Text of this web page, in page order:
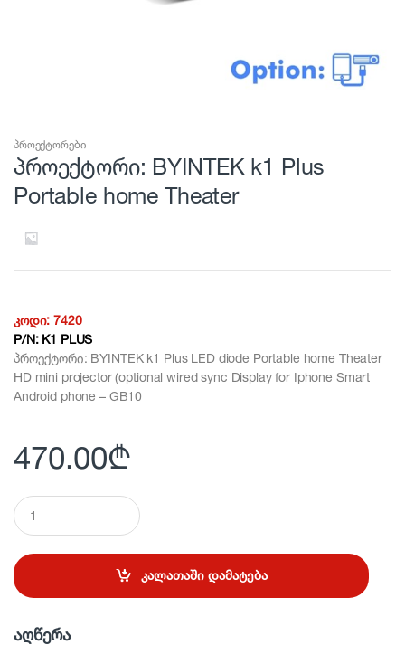
პროექტორები
პროექტორი: BYINTEK k1 Plus
Portable home Theater
კოდი:7420
P/N: K1 PLUS
პროექტორი: BYINTEK k1 Plus LED diode Portable home Theater
HD mini projector (optional wired sync Display for Iphone Smart
Android phone – GB10
470.00₾
Q
u
t
i
კალათაში დამატება
აღწერა